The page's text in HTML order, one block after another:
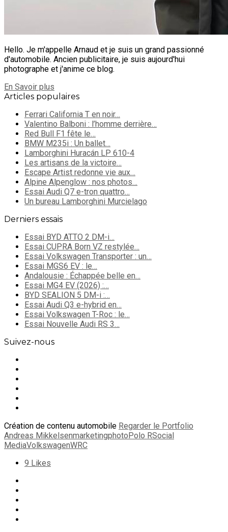
Hello. Je m'appelle Arnaud et je suis un grand passionné
d'automobile. Ancien publicitaire, je suis aujourd'hui
photographe et j'anime ce blog.
En Savoir plus
Articles populaires
Ferrari California T en noir…
Valentino Balboni : l’homme derrière…
Red Bull F1 fête le…
BMW M235i : Un ballet…
Lamborghini Huracán LP 610-4
Les artisans de la victoire…
Escape Artist redonne vie aux…
Alpine Alpenglow : nos photos…
Essai Audi Q7 e-tron quattro…
Un bureau Lamborghini Murcielago
Derniers essais
Essai BYD ATTO 2 DM-i…
Essai CUPRA Born VZ restylée…
Essai Volkswagen Transporter : un…
Essai MGS6 EV : le…
Andalousie : Échappée belle en…
Essai MG4 EV (2026) :…
BYD SEALION 5 DM-i :…
Essai Audi Q3 e-hybrid en…
Essai Volkswagen T-Roc : le…
Essai Nouvelle Audi RS 3…
Suivez-nous
Création de contenu automobile Regarder le Portfolio
Andreas Mikkelsenmarketingphoto Polo RSocial
MediaVolkswagenWRC
9 Likes